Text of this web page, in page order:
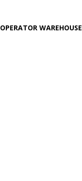
OPERATOR WAREHOUSE